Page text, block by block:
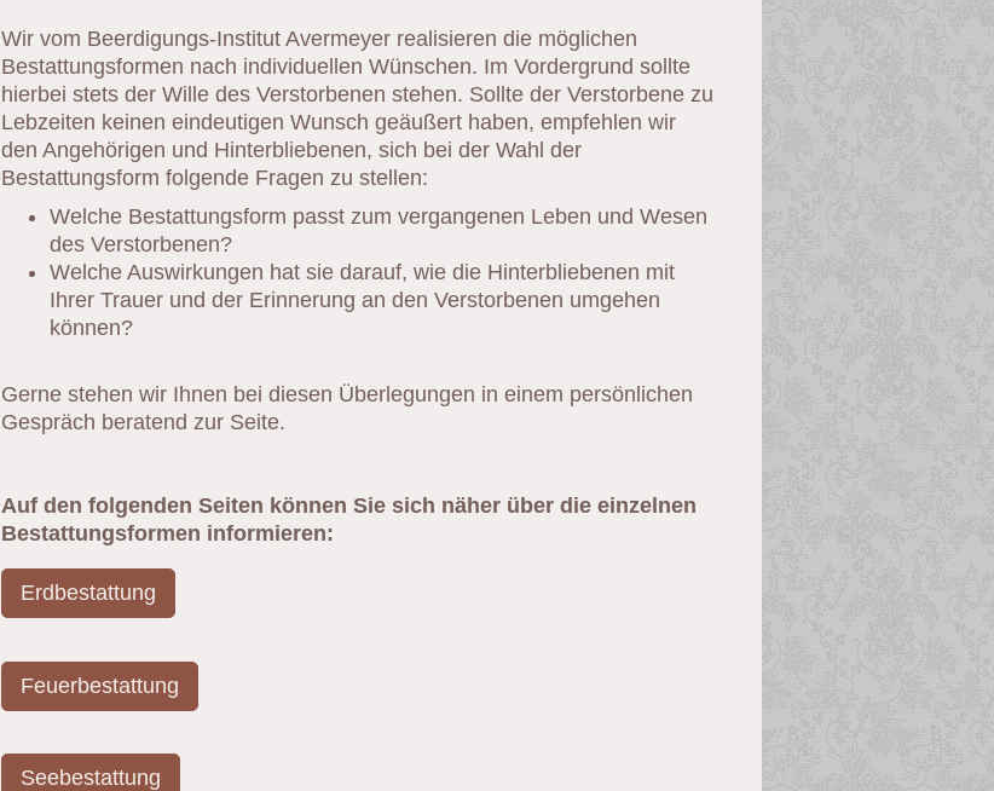
Wir vom Beerdigungs-Institut Avermeyer realisieren die möglichen
Bestattungsformen nach individuellen Wünschen. Im Vordergrund sollte
hierbei stets der Wille des Verstorbenen stehen. Sollte der Verstorbene zu
Lebzeiten keinen eindeutigen Wunsch geäußert haben, empfehlen wir
den Angehörigen und Hinterbliebenen, sich bei der Wahl der
Bestattungsform folgende Fragen zu stellen:
Welche Bestattungsform passt zum vergangenen Leben und Wesen
des Verstorbenen?
Welche Auswirkungen hat sie darauf, wie die Hinterbliebenen mit
Ihrer Trauer und der Erinnerung an den Verstorbenen umgehen
können?
Gerne stehen wir Ihnen bei diesen Überlegungen in einem persönlichen
Gespräch beratend zur Seite.
Auf den folgenden Seiten können Sie sich näher über die einzelnen
Bestattungsformen informieren:
Erdbestattung
Feuerbestattung
Seebestattung